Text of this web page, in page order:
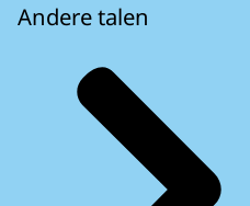
Andere talen